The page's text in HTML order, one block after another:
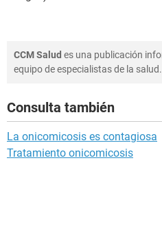
CCM Salud es una publicación
equipo de especialistas de la salud.
Consulta también
La onicomicosis es contagiosa
Tratamiento onicomicosis